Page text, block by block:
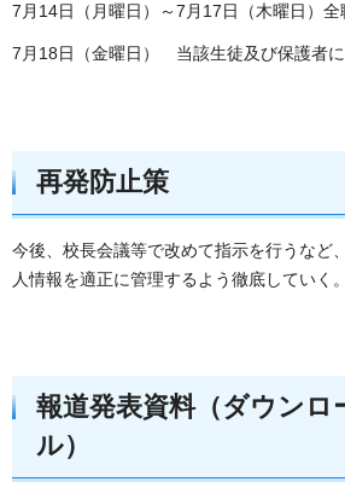
7月14日（月曜日）～7月17日（木曜日）全
7月18日（金曜日） 当該生徒及び保護者に
再発防止策
今後、校長会議等で改めて指示を行うなど
人情報を適正に管理するよう徹底していく。
報道発表資料（ダウンロ
ル）